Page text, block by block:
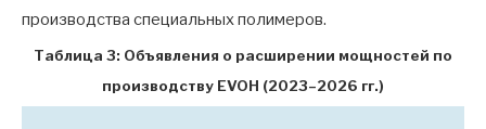
производства специальных полимеров.
Таблица 3: Объявления о расширении мощностей по
производству EVOH (2023–2026 гг.)